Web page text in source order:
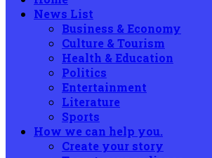
News List
Business & Economy
Culture & Tourism
Health & Education
Politics
Entertainment
Literature
Sports
How we can help you.
Create your story